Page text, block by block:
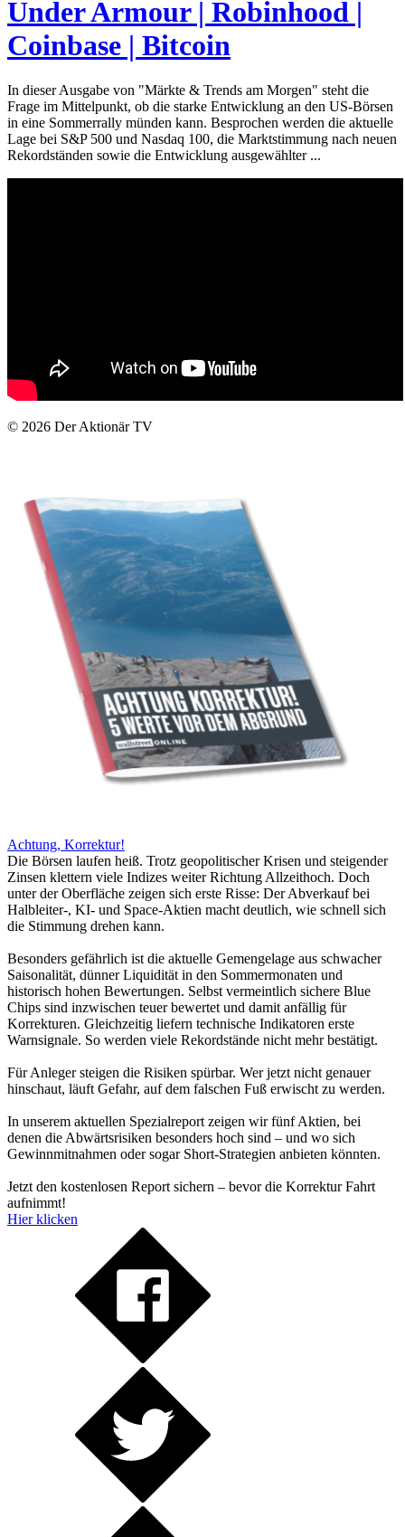
Under Armour | Robinhood |
Coinbase | Bitcoin
In dieser Ausgabe von "Märkte & Trends am Morgen" steht die
Frage im Mittelpunkt, ob die starke Entwicklung an den US-Börsen
in eine Sommerrally münden kann. Besprochen werden die aktuelle
Lage bei S&P 500 und Nasdaq 100, die Marktstimmung nach neuen
Rekordständen sowie die Entwicklung ausgewählter ...
© 2026 Der Aktionär TV
Achtung, Korrektur!
Die Börsen laufen heiß. Trotz geopolitischer Krisen und steigender
Zinsen klettern viele Indizes weiter Richtung Allzeithoch. Doch
unter der Oberfläche zeigen sich erste Risse: Der Abverkauf bei
Halbleiter-, KI- und Space-Aktien macht deutlich, wie schnell sich
die Stimmung drehen kann.
Besonders gefährlich ist die aktuelle Gemengelage aus schwacher
Saisonalität, dünner Liquidität in den Sommermonaten und
historisch hohen Bewertungen. Selbst vermeintlich sichere Blue
Chips sind inzwischen teuer bewertet und damit anfällig für
Korrekturen. Gleichzeitig liefern technische Indikatoren erste
Warnsignale. So werden viele Rekordstände nicht mehr bestätigt.
Für Anleger steigen die Risiken spürbar. Wer jetzt nicht genauer
hinschaut, läuft Gefahr, auf dem falschen Fuß erwischt zu werden.
In unserem aktuellen Spezialreport zeigen wir fünf Aktien, bei
denen die Abwärtsrisiken besonders hoch sind – und wo sich
Gewinnmitnahmen oder sogar Short-Strategien anbieten könnten.
Jetzt den kostenlosen Report sichern – bevor die Korrektur Fahrt
aufnimmt!
Hier klicken